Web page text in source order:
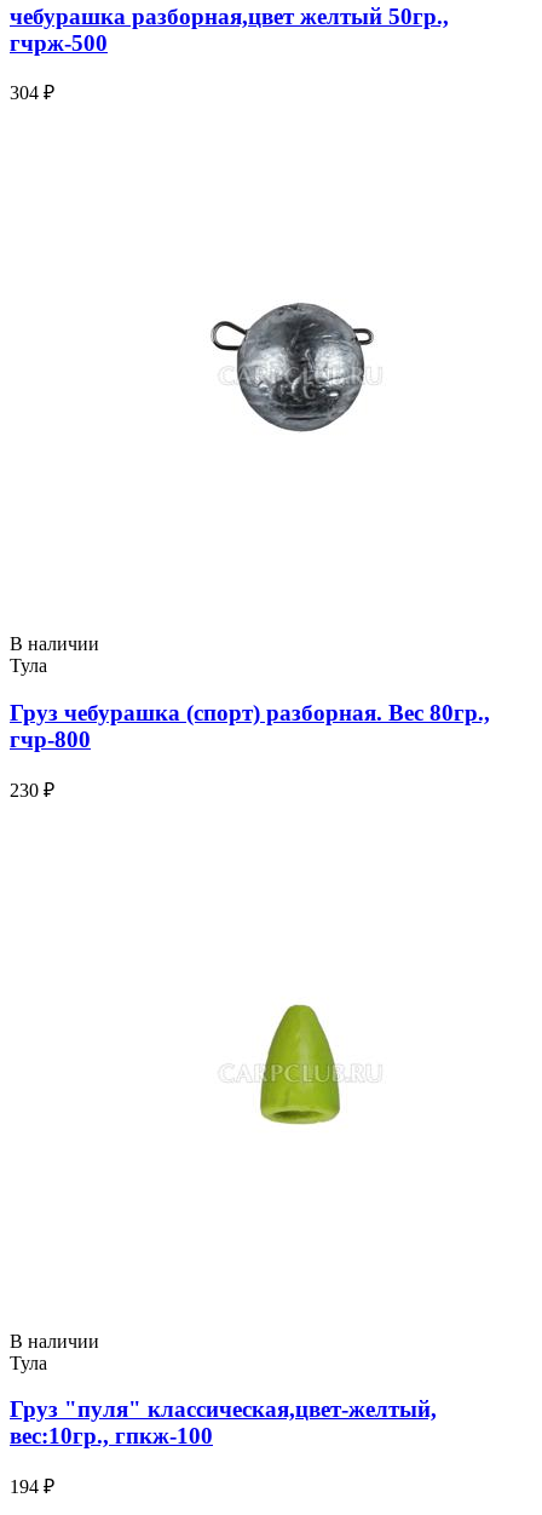
чебурашка разборная,цвет желтый 50гр.,
гчрж-500
304 ₽
В наличии
Тула
Груз чебурашка (спорт) разборная. Вес 80гр.,
гчр-800
230 ₽
В наличии
Тула
Груз "пуля" классическая,цвет-желтый,
вес:10гр., гпкж-100
194 ₽